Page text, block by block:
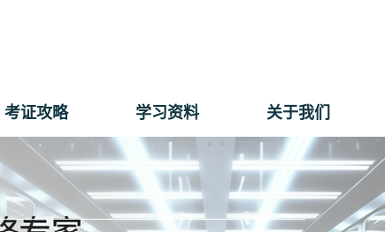
考证攻略 学习资料 关于我们